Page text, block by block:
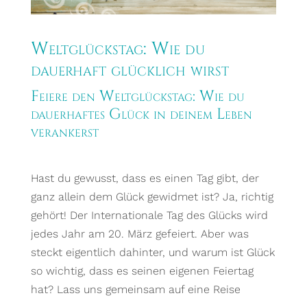
Weltglückstag: Wie du
dauerhaft glücklich wirst
Feiere den Weltglückstag: Wie du
dauerhaftes Glück in deinem Leben
verankerst
Hast du gewusst, dass es einen Tag gibt, der
ganz allein dem Glück gewidmet ist? Ja, richtig
gehört! Der Internationale Tag des Glücks wird
jedes Jahr am 20. März gefeiert. Aber was
steckt eigentlich dahinter, und warum ist Glück
so wichtig, dass es seinen eigenen Feiertag
hat? Lass uns gemeinsam auf eine Reise